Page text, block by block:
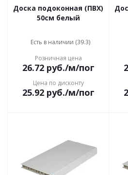
Доска подоконная (ПВХ)
50см белый
Есть в наличии (39.3)
Розничная цена
26.72руб./м/пог
Цена по дисконту
25.92руб./м/пог